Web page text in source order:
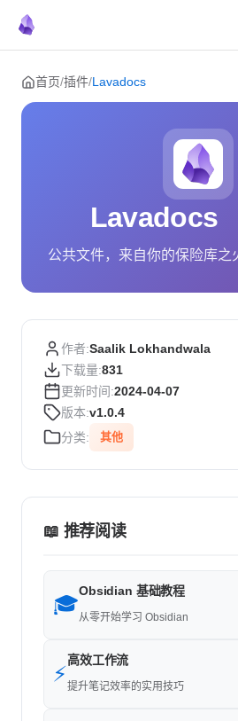
Skip to content
首页/插件/Lavadocs
Lavadocs
公共文件，来自你的保险库之
作者:Saalik Lokhandwala
下载量:831
更新时间:2024-04-07
版本:v1.0.4
分类:
其他
📖 推荐阅读
🎓
Obsidian 基础教程
从零开始学习 Obsidian
⚡
高效工作流
提升笔记效率的实用技巧